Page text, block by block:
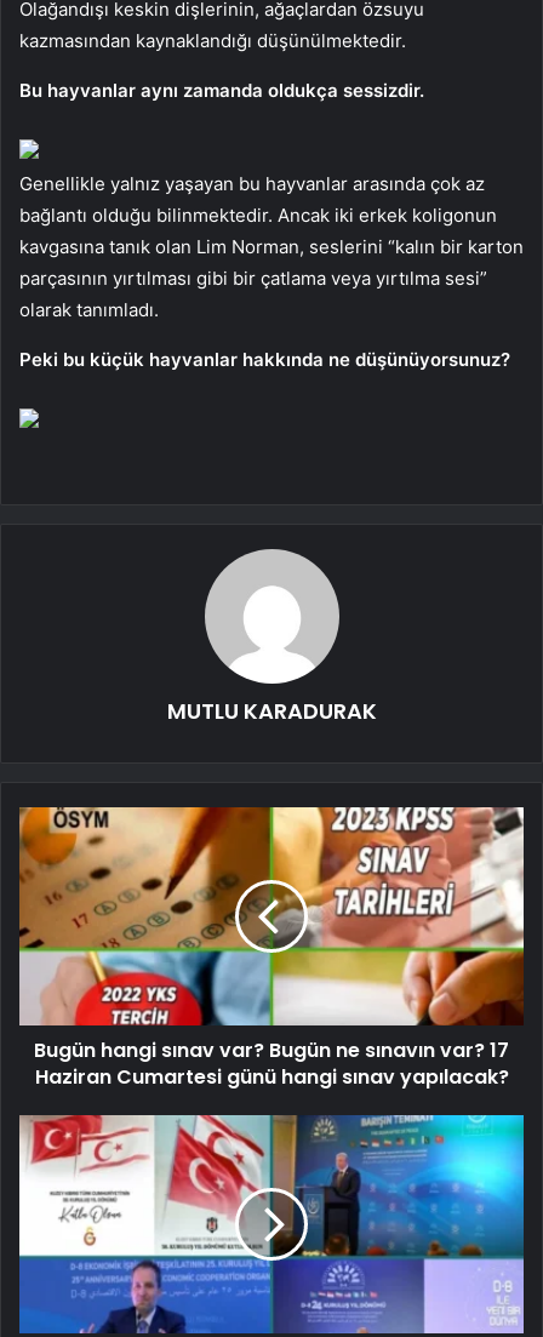
Olağandışı keskin dişlerinin, ağaçlardan özsuyu
kazmasından kaynaklandığı düşünülmektedir.
Bu hayvanlar aynı zamanda oldukça sessizdir.
Genellikle yalnız yaşayan bu hayvanlar arasında çok az
bağlantı olduğu bilinmektedir. Ancak iki erkek koligonun
kavgasına tanık olan Lim Norman, seslerini “kalın bir karton
parçasının yırtılması gibi bir çatlama veya yırtılma sesi”
olarak tanımladı.
Peki bu küçük hayvanlar hakkında ne düşünüyorsunuz?
MUTLU KARADURAK
Bugün hangi sınav var? Bugün ne sınavın var? 17
Haziran Cumartesi günü hangi sınav yapılacak?